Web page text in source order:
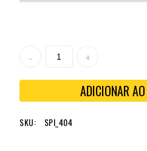
ADICIONAR
SKU: SPI_404